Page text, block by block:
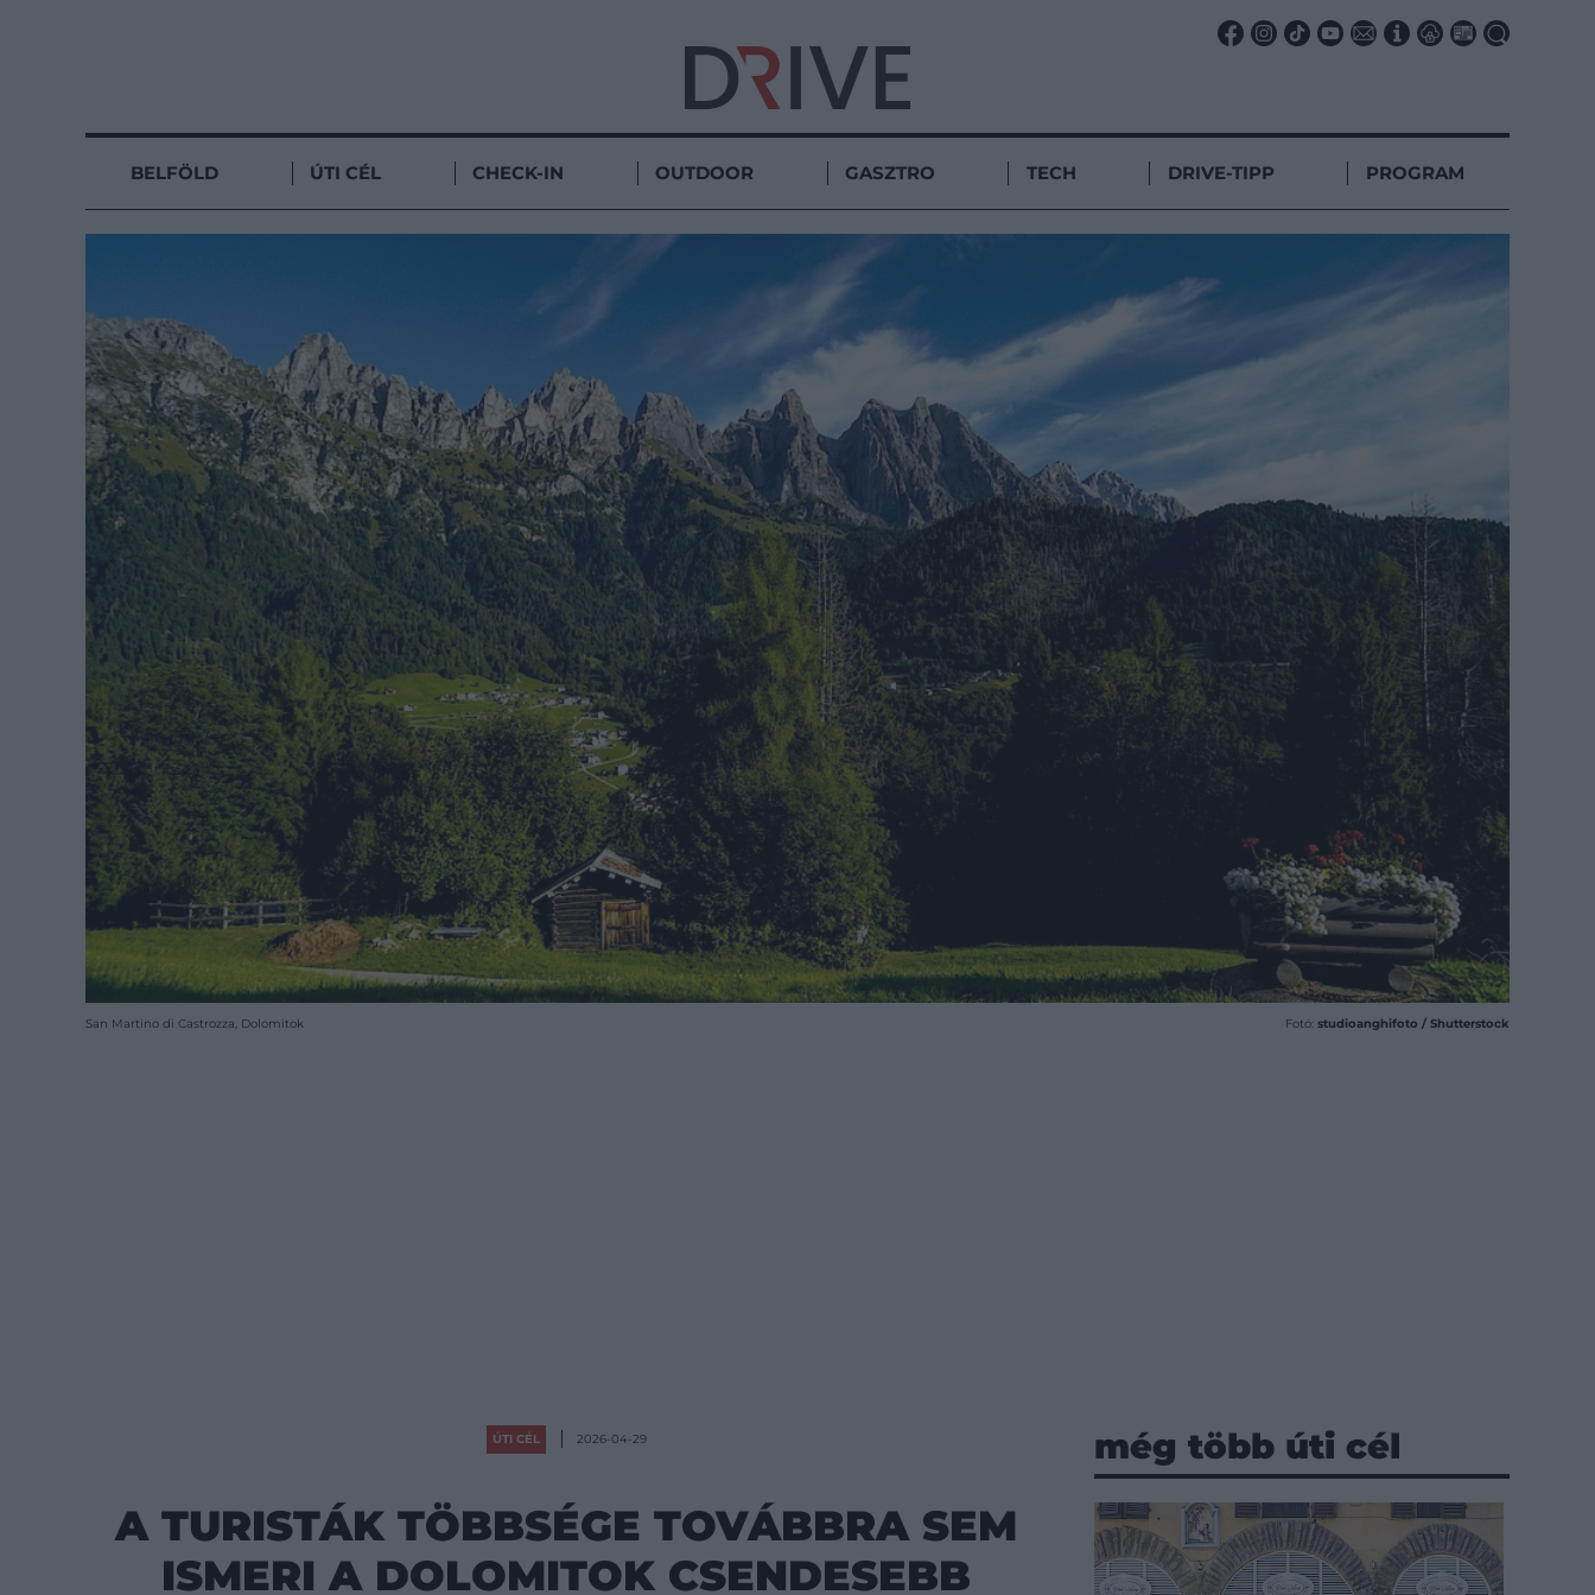
BELFÖLD ÚTI CÉL CHECK-IN OUTDOOR GASZTRO TECH DRIVE-TIPP PROGRAM
San Martino di Castrozza, Dolomitok Fotó: studioanghifoto / Shutterstock
ÚTI CÉL 2026-04-29
A TURISTÁK TÖBBSÉGE TOVÁBBRA SEM
ISMERI A DOLOMITOK CSENDESEBB
még több úti cél